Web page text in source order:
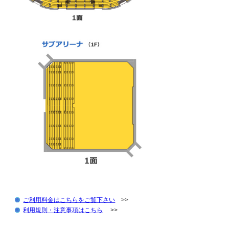
ご利用料金はこちらをご覧下さい >>
利用規則・注意事項はこちら
>>